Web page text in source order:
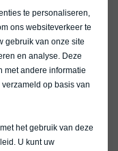
te personaliseren,
ons websiteverkeer te
gebruik van onze site
en analyse. Deze
met andere informatie
op basis van
het gebruik van deze
. U kunt uw